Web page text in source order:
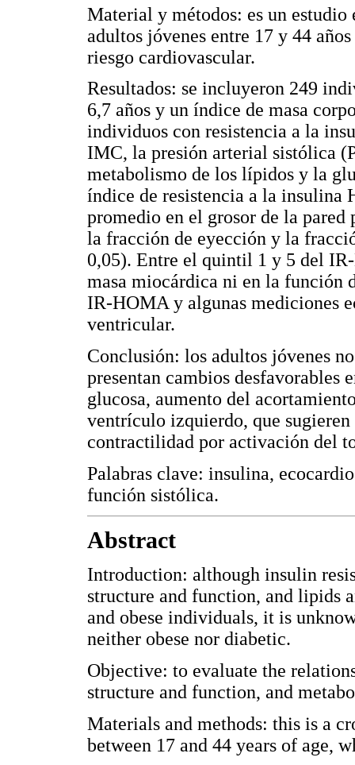
Material y métodos: es un
adultos jóvenes entre 17 y 44
riesgo cardiovascular.
Resultados: se incluyeron 249
6,7 años y un índice de masa
individuos con resistencia a la
IMC, la presión arterial sistólica
metabolismo de los lípidos y la
índice de resistencia a la
promedio en el grosor de la
la fracción de eyección y la
0,05). Entre el quintil 1 y 5 del
masa miocárdica ni en la función
IR-HOMA y algunas mediciones
ventricular.
Conclusión: los adultos jóvenes
presentan cambios
glucosa, aumento del
ventrículo izquierdo, que
contractilidad por activación del
Palabras clave: insulina,
función sistólica.
Abstract
Introduction: although insulin
structure and function, and lipids
and obese individuals, it is
neither obese nor diabetic.
Objective: to evaluate the
structure and function, and
Materials and methods: this is a
between 17 and 44 years of age,